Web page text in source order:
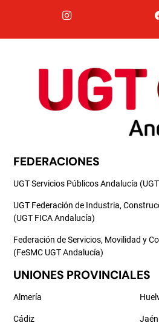
FEDERACIONES
UGT Servicios Públicos Andalucía
UGT Federación de Industria,
(UGT FICA Andalucía)
Federación de Servicios, Movilidad y
(FeSMC UGT Andalucía)
UNIONES PROVINCIALES
Almería
Cádiz Jaén